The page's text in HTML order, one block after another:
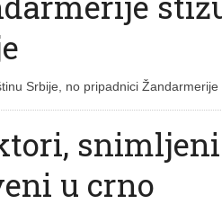
Srbije, no pripadnici
u crno